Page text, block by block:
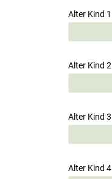
Alter Kind 1
Alter Kind 2
Alter Kind 3
Alter Kind 4